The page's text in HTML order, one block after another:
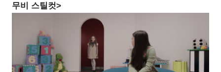
무비 스틸컷>